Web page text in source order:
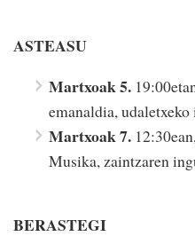
ASTEASU
Martxoak 5.
emanaldia,
Martxoak 7.
Musika, zaintzaren
BERASTEGI